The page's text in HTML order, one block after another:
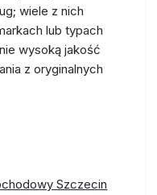
wiele z nich
lub typach
wysoką jakość
z oryginalnych
Szczecin